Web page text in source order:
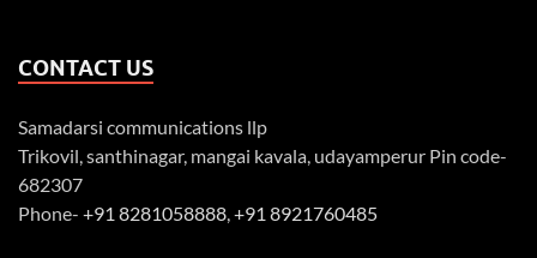
CONTACT US
Samadarsi communications llp
Trikovil, santhinagar, mangai kavala, udayamperur Pin code-
682307
Phone- +91 8281058888 +91 8921760485